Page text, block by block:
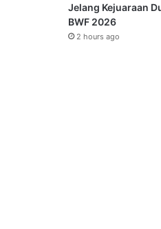
Jelang Kejuaraan
BWF 2026
2 hours ago